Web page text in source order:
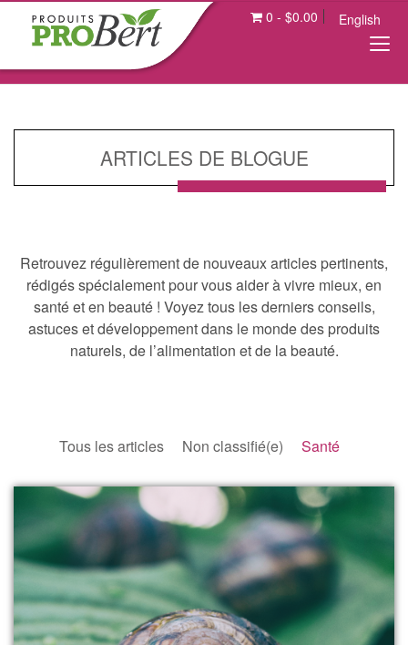
0 - $0.00 English
ARTICLES DE BLOGUE
Retrouvez régulièrement de nouveaux articles pertinents,
rédigés spécialement pour vous aider à vivre mieux, en
santé et en beauté ! Voyez tous les derniers conseils,
astuces et développement dans le monde des produits
naturels, de l’alimentation et de la beauté.
Tous les articles Non classifié(e) Santé